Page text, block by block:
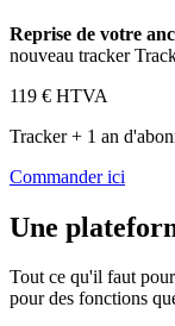
Reprise de votre
nouveau tracker
119 € HTVA
Tracker + 1 an
Commander ici
Une
Tout ce qu'il faut
pour des fonctions